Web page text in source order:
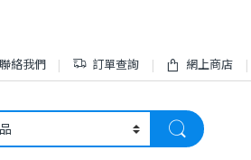
絡我們 訂單查詢 網上商店